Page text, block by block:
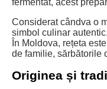
fermentat, acest
Considerat cândva o
simbol culinar
În Moldova, rețeta
de familie, sărbătorile
Originea și